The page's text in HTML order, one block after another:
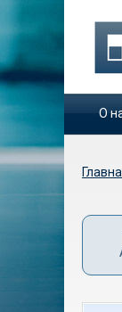
О
Вы